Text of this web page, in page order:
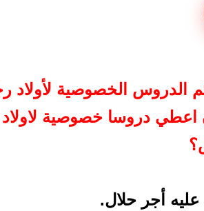
الدروس الخصوصية
دروسا خصوصية لاولاد
أجر حلال.